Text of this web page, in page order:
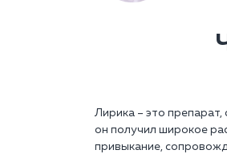
Лирика – это
он получил широкое
привыкание,